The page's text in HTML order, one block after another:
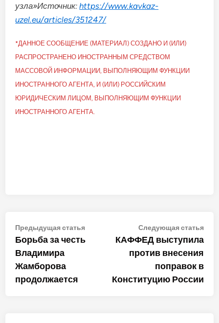
узла»Источник:https://www.kavkaz-
uzel.eu/articles/351247/
*ДАННОЕ СООБЩЕНИЕ (МАТЕРИАЛ) СОЗДАНО И (ИЛИ)
РАСПРОСТРАНЕНО ИНОСТРАННЫМ СРЕДСТВОМ
МАССОВОЙ ИНФОРМАЦИИ, ВЫПОЛНЯЮЩИМ ФУНКЦИИ
ИНОСТРАННОГО АГЕНТА, И (ИЛИ) РОССИЙСКИМ
ЮРИДИЧЕСКИМ ЛИЦОМ, ВЫПОЛНЯЮЩИМ ФУНКЦИИ
ИНОСТРАННОГО АГЕНТА.
Навигация
по
записям
Предыдущая статьяПредыдущая
статья:
Борьба за честь
Владимира
Жамборова
продолжается
Следующая статья
КАФФЕД выступила
против внесения
поправок в
Конституцию России